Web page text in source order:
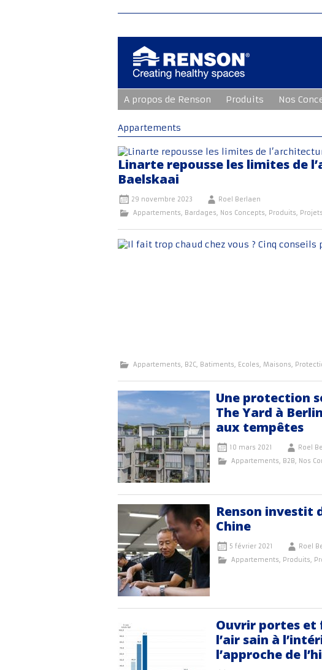
au
contenu
A propos de Renson Produits Nos
Appartements
Linarte repousse les limites de
Baelskaai
29 novembre 2023
Roel Berlaen
Appartements, Bardages, Nos Concepts, Produits, Projets
Appartements, B2C, Batiments, Ecoles, Maisons,
Une protection
The Yard à
aux tempêtes
10 mars 2021
Roel
Appartements, B2B, Nos
Renson investit
Chine
5 février 2021
Roel
Appartements, Produits,
Ouvrir portes et
l’air sain à
l’approche de